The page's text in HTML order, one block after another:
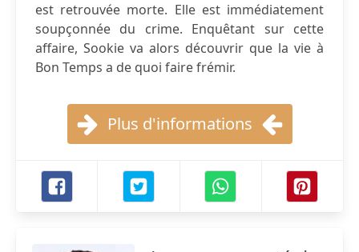
est retrouvée morte. Elle est immédiatement
soupçonnée du crime. Enquêtant sur cette
affaire, Sookie va alors découvrir que la vie à
Bon Temps a de quoi faire frémir.
Plus d'informations